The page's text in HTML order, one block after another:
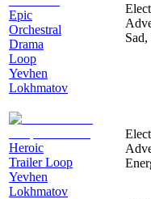
Epic
Orchestral
Drama
Loop
Yevhen
Lokhmatov
Heroic
Trailer Loop
Yevhen
Lokhmatov